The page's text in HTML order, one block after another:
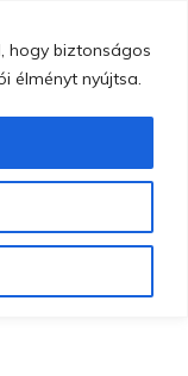
hogy biztonságos
élményt nyújtsa.
MENU
–